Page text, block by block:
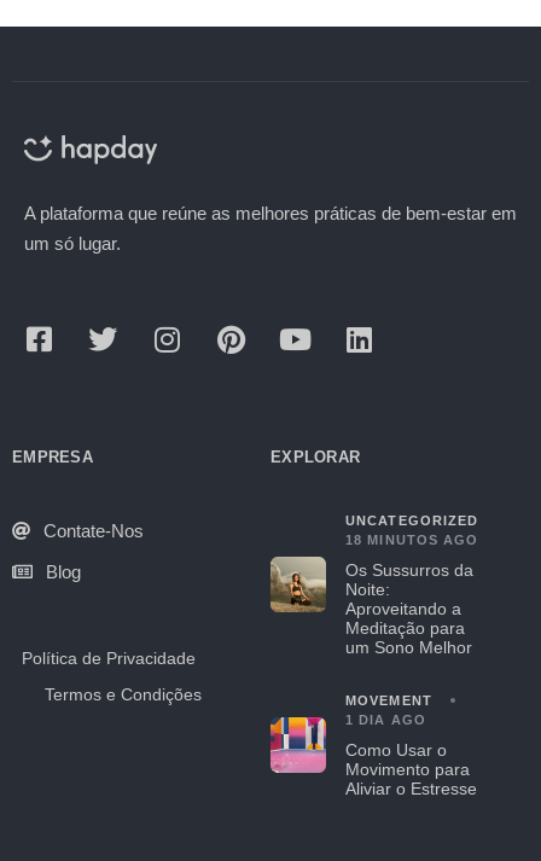
A plataforma que reúne as melhores práticas de bem-estar em
um só lugar.
EMPRESA
Contate-Nos
Blog
Política de Privacidade
Termos e Condições
EXPLORAR
UNCATEGORIZED
18 MINUTOS AGO
Os Sussurros da
Noite:
Aproveitando a
Meditação para
um Sono Melhor
MOVEMENT
1 DIA AGO
Como Usar o
Movimento para
Aliviar o Estresse